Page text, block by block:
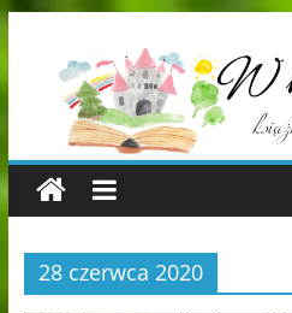
28 czerwca 2020